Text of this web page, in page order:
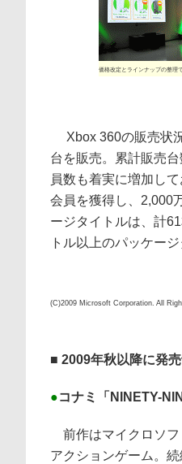
価格改定とラインナップの整理
Xbox 360の販売状
台を販売。累計販売
員数も着実に増加し
会員を獲得し、2,000
ージタイトルは、計
トル以上のパッケー
(C)2009 Microsoft Corporation. All
■ 2009年秋以降に発
●コナミ「NINETY-
前作はマイクロソフ
アクションゲーム。